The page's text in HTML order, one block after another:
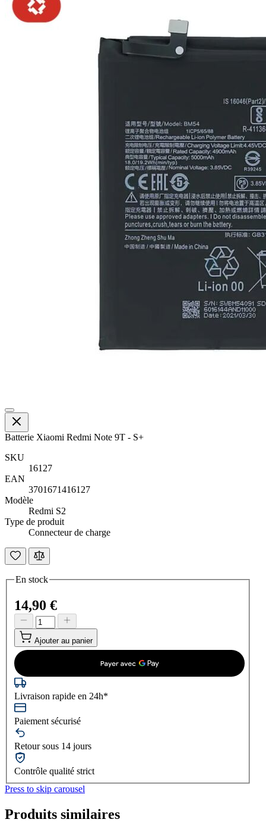
Batterie Xiaomi Redmi Note 9T - S+
SKU
16127
EAN
3701671416127
Modèle
Redmi S2
Type de produit
Connecteur de charge
En stock
14,90 €
Ajouter au panier
Livraison rapide en 24h*
Paiement sécurisé
Retour sous 14 jours
Contrôle qualité strict
Press to skip carousel
Produits similaires